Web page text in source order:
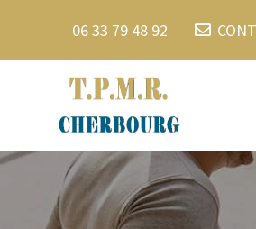
06 33 79 48 92